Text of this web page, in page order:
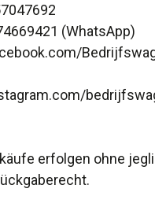
(WhatsApp)
erfolgen ohne